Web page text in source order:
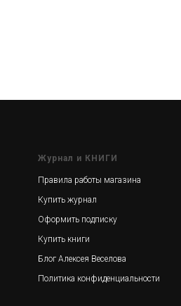
Журнал и КНИГИ
Правила работы магазина
Купить журнал
Оформить подписку
Купить книги
Блог Алексея Веселова
Политика конфиденциальности